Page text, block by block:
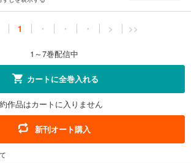
1 ・ ・ ・ > >>
1～7巻配信中
カートに全巻入れる
作品はカートに入りません
新刊オート購入